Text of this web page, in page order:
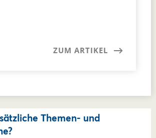
ZUM ARTIKEL
Themen- und